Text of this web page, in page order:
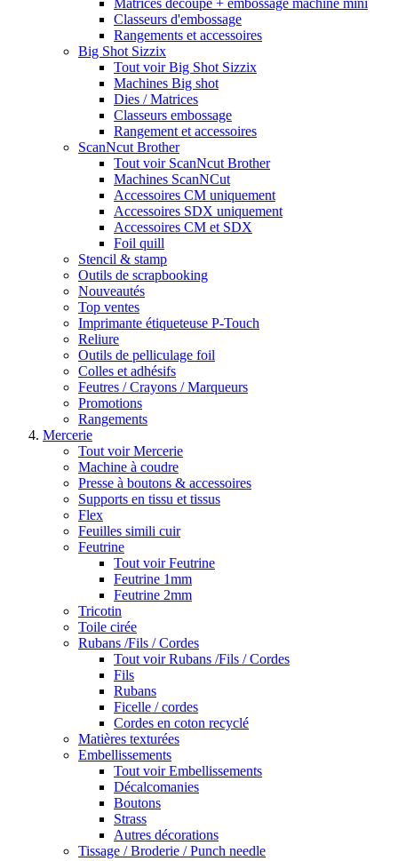
Matrices découpe + embossage machine mini
Classeurs d'embossage
Rangements et accessoires
Big Shot Sizzix
Tout voir Big Shot Sizzix
Machines Big shot
Dies / Matrices
Classeurs embossage
Rangement et accessoires
ScanNcut Brother
Tout voir ScanNcut Brother
Machines ScanNCut
Accessoires CM uniquement
Accessoires SDX uniquement
Accessoires CM et SDX
Foil quill
Stencil & stamp
Outils de scrapbooking
Nouveautés
Top ventes
Imprimante étiqueteuse P-Touch
Reliure
Outils de pelliculage foil
Colles et adhésifs
Feutres / Crayons / Marqueurs
Promotions
Rangements
Mercerie
Tout voir Mercerie
Machine à coudre
Presse à boutons & accessoires
Supports en tissu et tissus
Flex
Feuilles simili cuir
Feutrine
Tout voir Feutrine
Feutrine 1mm
Feutrine 2mm
Tricotin
Toile cirée
Rubans /Fils / Cordes
Tout voir Rubans /Fils / Cordes
Fils
Rubans
Ficelle / cordes
Cordes en coton recyclé
Matières texturées
Embellissements
Tout voir Embellissements
Décalcomanies
Boutons
Strass
Autres décorations
Tissage / Broderie / Punch needle